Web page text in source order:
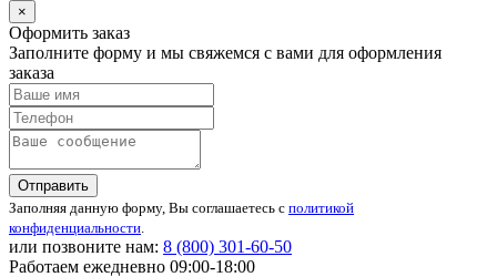
×
Оформить заказ
Заполните форму и мы свяжемся с вами для оформления
заказа
Отправить
Заполняя данную форму, Вы соглашаетесь с политикой
конфиденциальности.
или позвоните нам: 8 (800) 301-60-50
Работаем ежедневно 09:00-18:00